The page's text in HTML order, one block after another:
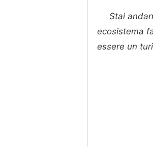
Stai
ecosistema
essere un